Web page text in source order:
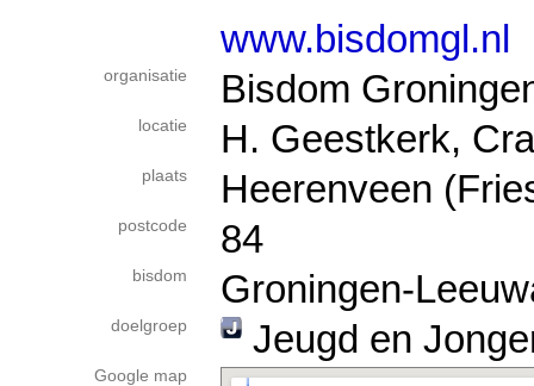
www.bisdomgl.nl
organisatie Bisdom
locatie H. Geestkerk,
plaats Heerenveen
postcode 84
bisdom Groningen-
doelgroep Jeugd en
Google map